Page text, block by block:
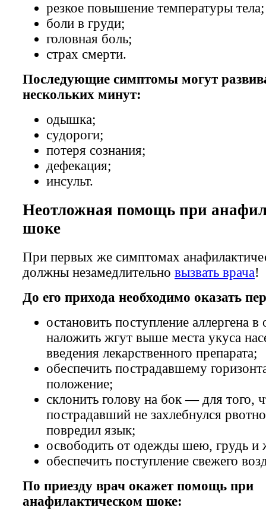
резкое повышение температуры тела;
боли в груди;
головная боль;
страх смерти.
Последующие симптомы могут
нескольких минут:
одышка;
судороги;
потеря сознания;
дефекация;
инсульт.
Неотложная помощь при
шоке
При первых же симптомах
должны незамедлительно вызвать врача!
До его прихода необходимо оказать
остановить поступление аллергена
наложить жгут выше места укуса
введения лекарственного препарата;
обеспечить пострадавшему
положение;
склонить голову на бок — для того,
пострадавший не захлебнулся
повредил язык;
освободить от одежды шею, грудь и
обеспечить поступление свежего
По приезду врач окажет помощь при
анафилактическом шоке: